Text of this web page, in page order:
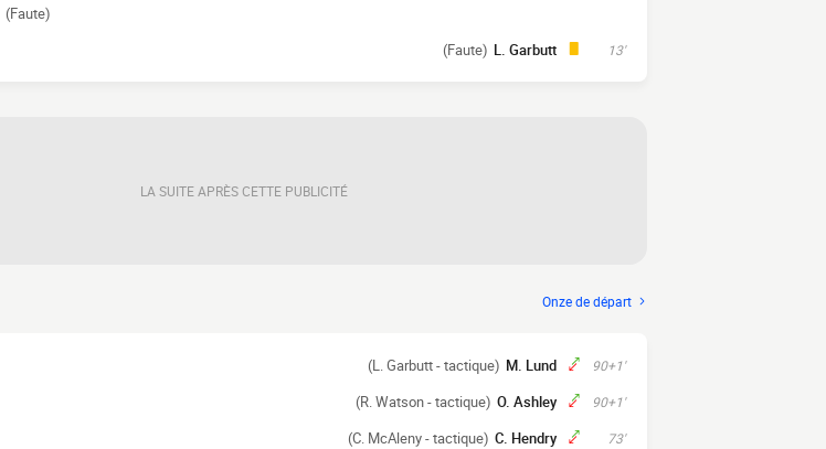
(Faute)
13'
L. Garbutt
(Faute)
LA SUITE APRÈS CETTE PUBLICITÉ
Onze de départ
90+1'
M. Lund
(L. Garbutt - tactique)
90+1'
O. Ashley
(R. Watson - tactique)
73'
C. Hendry
(C. McAleny - tactique)